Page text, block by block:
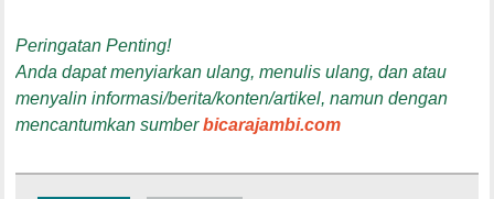
Peringatan Penting!
Anda dapat menyiarkan ulang, menulis ulang, dan atau
menyalin informasi/berita/konten/artikel, namun dengan
mencantumkan sumberbicarajambi.com